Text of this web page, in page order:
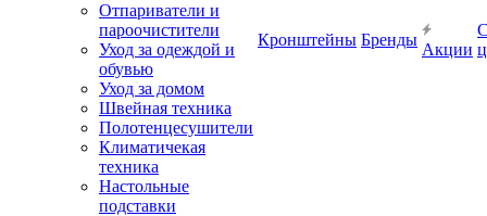
Отпариватели и
пароочистители
Уход за одеждой и
обувью
Уход за домом
Швейная техника
Полотенцесушители
Климатичекая
техника
Настольные
подставки
Кронштейны Бренды
Акции